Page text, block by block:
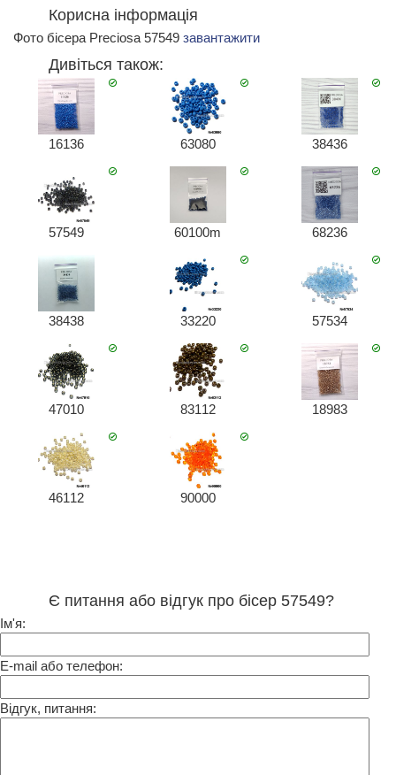
Корисна інформація
Фото бісера Preciosa 57549 завантажити
Дивіться також:
16136 63080 38436
57549 60100m 68236
38438 33220 57534
47010 83112 18983
46112 90000
Є питання або відгук про бісер 57549?
Ім'я:
E-mail або телефон:
Відгук, питання: